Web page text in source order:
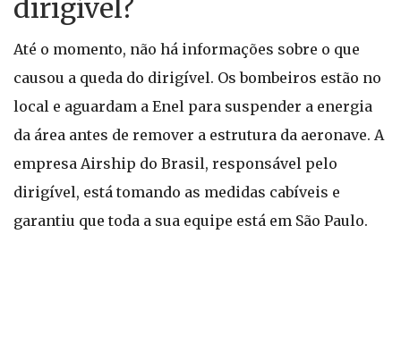
dirigível?
Até o momento, não há informações sobre o que
causou a queda do dirigível. Os bombeiros estão no
local e aguardam a Enel para suspender a energia
da área antes de remover a estrutura da aeronave. A
empresa Airship do Brasil, responsável pelo
dirigível, está tomando as medidas cabíveis e
garantiu que toda a sua equipe está em São Paulo.